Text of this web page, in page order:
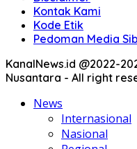
Kontak Kami
Kode Etik
Pedoman Media
KanalNews.id @2022-
Nusantara - All right
News
Internasional
Nasional